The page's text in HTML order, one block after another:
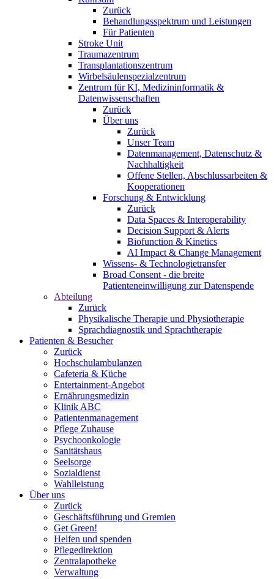
Zurück
Behandlungsspektrum und Leistungen
Für Patienten
Stroke Unit
Traumazentrum
Transplantationszentrum
Wirbelsäulenspezialzentrum
Zentrum für KI, Medizininformatik &
Datenwissenschaften
Zurück
Über uns
Zurück
Unser Team
Datenmanagement, Datenschutz &
Nachhaltigkeit
Offene Stellen, Abschlussarbeiten &
Kooperationen
Forschung & Entwicklung
Zurück
Data Spaces & Interoperability
Decision Support & Alerts
Biofunction & Kinetics
AI Impact & Change Management
Wissens- & Technologietransfer
Broad Consent - die breite
Patienteneinwilligung zur Datenspende
Abteilung
Zurück
Physikalische Therapie und Physiotherapie
Sprachdiagnostik und Sprachtherapie
Patienten & Besucher
Zurück
Hochschulambulanzen
Cafeteria & Küche
Entertainment-Angebot
Ernährungsmedizin
Klinik ABC
Patientenmanagement
Pflege Zuhause
Psychoonkologie
Sanitätshaus
Seelsorge
Sozialdienst
Wahlleistung
Über uns
Zurück
Geschäftsführung und Gremien
Get Green!
Helfen und spenden
Pflegedirektion
Zentralapotheke
Verwaltung